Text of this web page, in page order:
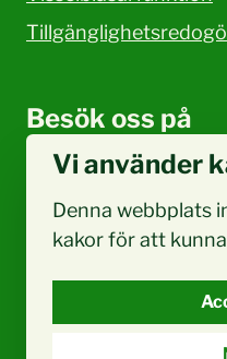
Besök oss på
Facebook
Vi använder
Denna webbplats
kakor för att